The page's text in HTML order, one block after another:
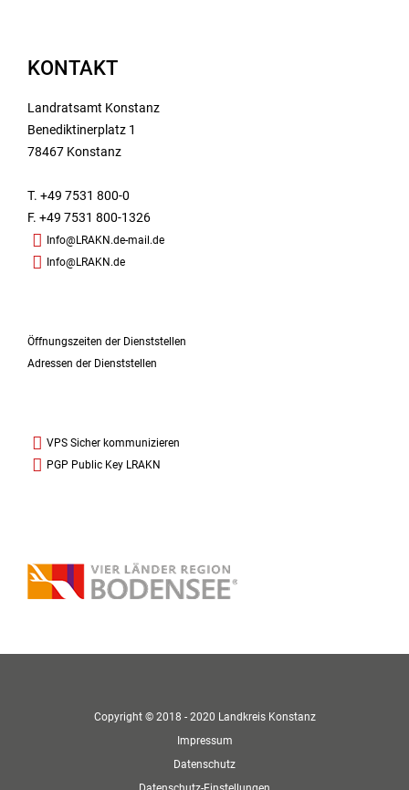
KONTAKT
Landratsamt Konstanz
Benediktinerplatz 1
78467 Konstanz
T. +49 7531 800-0
F. +49 7531 800-1326
Info@LRAKN.de-mail.de
Info@LRAKN.de
Öffnungszeiten der Dienststellen
Adressen der Dienststellen
VPS Sicher kommunizieren
PGP Public Key LRAKN
Copyright © 2018 - 2020 Landkreis Konstanz
Impressum
Datenschutz